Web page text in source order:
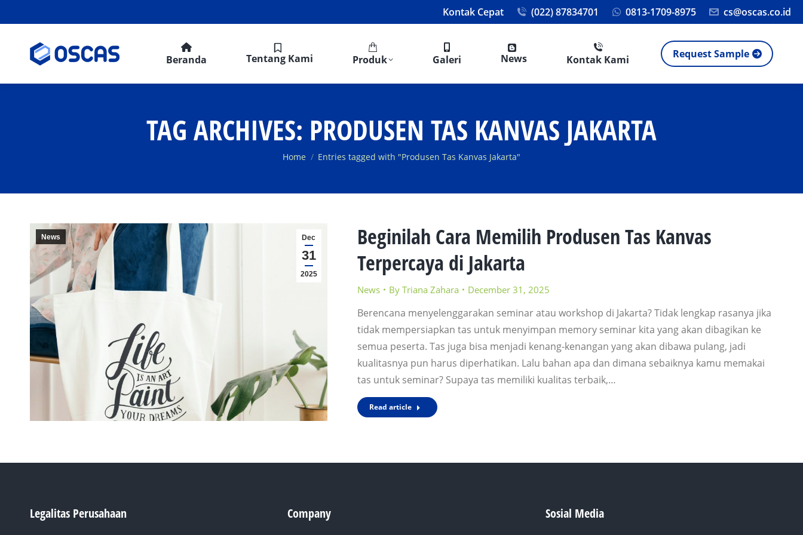
Kontak Cepat (022) 87834701 0813-1709-8975 cs@oscas.co.id
Beranda Tentang Kami Produk Galeri News Kontak Kami Request Sample
TAG ARCHIVES: PRODUSEN TAS KANVAS JAKARTA
You are here:
Home Entries tagged with "Produsen Tas Kanvas Jakarta"
Dec
31
2025
News
Beginilah Cara Memilih Produsen Tas Kanvas
Terpercaya di Jakarta
News By Triana Zahara December 31, 2025
Berencana menyelenggarakan seminar atau workshop di Jakarta? Tidak lengkap rasanya jika
tidak mempersiapkan tas untuk menyimpan memory seminar kita yang akan dibagikan ke
semua peserta. Tas juga bisa menjadi kenang-kenangan yang akan dibawa pulang, jadi
kualitasnya pun harus diperhatikan. Lalu bahan apa dan dimana sebaiknya kamu memakai
tas untuk seminar? Supaya tas memiliki kualitas terbaik,…
Read article
Legalitas Perusahaan Company Sosial Media